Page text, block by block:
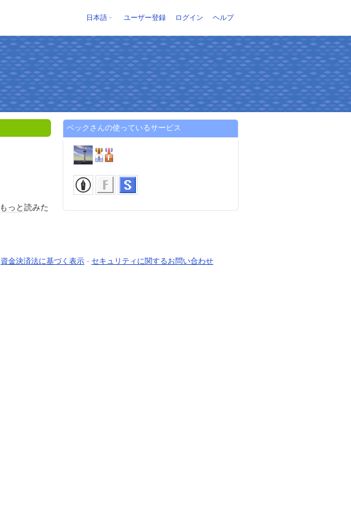
日本語 ユーザー登録 ログイン ヘルプ
もっと読みた
ベックさんの使っているサービス
資金決済法に基づく表示 - セキュリティに関するお問い合わせ